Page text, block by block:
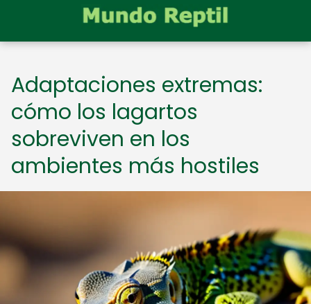
Adaptaciones extremas:
cómo los lagartos
sobreviven en los
ambientes más hostiles